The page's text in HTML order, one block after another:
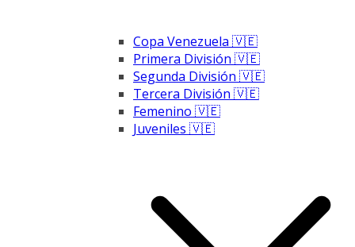
Copa Venezuela 🇻🇪
Primera División 🇻🇪
Segunda División 🇻🇪
Tercera División 🇻🇪
Femenino 🇻🇪
Juveniles 🇻🇪